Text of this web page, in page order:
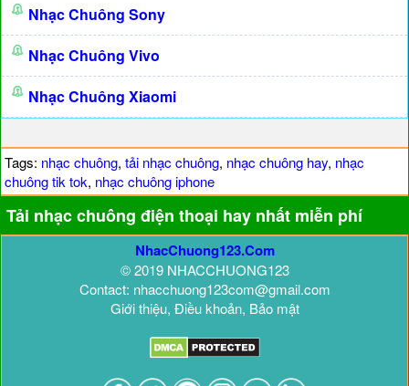
Nhạc Chuông Sony
Nhạc Chuông Vivo
Nhạc Chuông Xiaomi
Tags: nhạc chuông, tải nhạc chuông, nhạc chuông hay, nhạc
chuông tik tok, nhạc chuông iphone
Tải nhạc chuông điện thoại hay nhất miễn phí
NhacChuong123.Com
© 2019 NHACCHUONG123
Contact: nhacchuong123com@gmail.com
Giới thiệu, Điều khoản, Bảo mật